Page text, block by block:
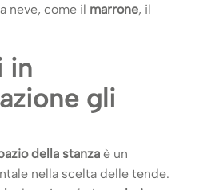
neve, come il marrone, il
in
gli
della stanzaè un
nella scelta delle tende.